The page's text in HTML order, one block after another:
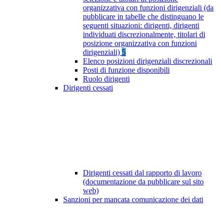
organizzativa con funzioni dirigenziali (da
pubblicare in tabelle che distinguano le
seguenti situazioni: dirigenti, dirigenti
individuati discrezionalmente, titolari di
posizione organizzativa con funzioni
dirigenziali) 5
Elenco posizioni dirigenziali discrezionali
Posti di funzione disponibili
Ruolo dirigenti
Dirigenti cessati
Dirigenti cessati dal rapporto di lavoro
(documentazione da pubblicare sul sito
web)
Sanzioni per mancata comunicazione dei dati